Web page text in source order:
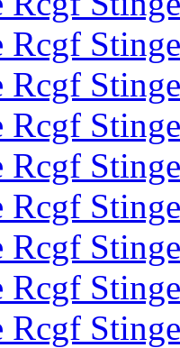
Rcgf
Rcgf
Rcgf
Rcgf
Rcgf
Rcgf
Rcgf
Rcgf